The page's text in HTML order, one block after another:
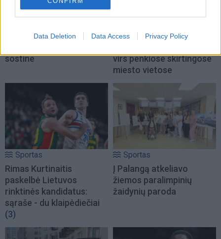
Data Deletion Data Access Privacy Policy
Klaipėda savaitei taps
sostine
Savaitgalį Klaipėdoje -
virs penkiose skirtingose
miesto vietose
Sportas
Rimas Kurtinaitis
paskelbė Lietuvos
rinktinės kandidatus:
sąraše - du klaipėdiečiai
(3)
Sportas
Į Palangą atkeliavo
žiemos paralimpinių
žaidynių paroda